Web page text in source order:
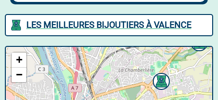
LES MEILLEURES BIJOUTIERS À VALENCE
+
−